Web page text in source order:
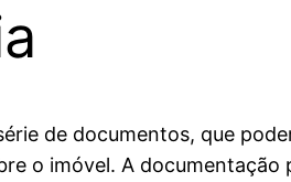
de documentos, que
o imóvel. A